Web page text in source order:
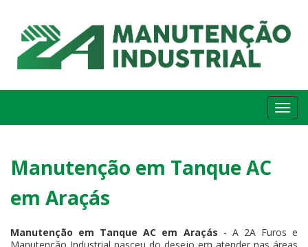
Manutenção em Tanque AC
em Araçás
Manutenção em Tanque AC em Araçás - A 2A Furos e
Manutenção Industrial nasceu do desejo em atender nas áreas